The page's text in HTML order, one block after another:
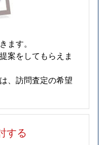
ます。
案をしてもらえま
、訪問査定の希望
する